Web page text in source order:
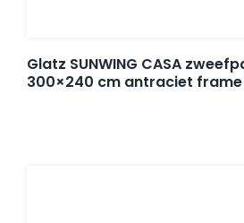
Glatz SUNWING CASA
300×240 cm antraciet frame